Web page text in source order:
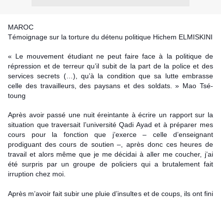
MAROC
Témoignage sur la torture du détenu politique Hichem ELMISKINI
« Le mouvement étudiant ne peut faire face à la politique de
répression et de terreur qu’il subit de la part de la police et des
services secrets (…), qu’à la condition que sa lutte embrasse
celle des travailleurs, des paysans et des soldats. » Mao Tsé-
toung
Après avoir passé une nuit éreintante à écrire un rapport sur la
situation que traversait l’université Qadi Ayad et à préparer mes
cours pour la fonction que j’exerce – celle d’enseignant
prodiguant des cours de soutien –, après donc ces heures de
travail et alors même que je me décidai à aller me coucher, j’ai
été surpris par un groupe de policiers qui a brutalement fait
irruption chez moi.
Après m’avoir fait subir une pluie d’insultes et de coups, ils ont fini